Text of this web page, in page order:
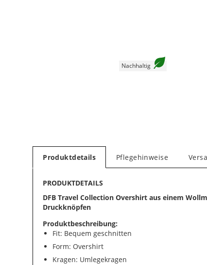
Nachhaltig
Produktdetails Pflegehinweise
PRODUKTDETAILS
DFB Travel Collection Overshirt aus einem
Druckknöpfen
Produktbeschreibung:
Fit: Bequem geschnitten
Form: Overshirt
Kragen: Umlegekragen